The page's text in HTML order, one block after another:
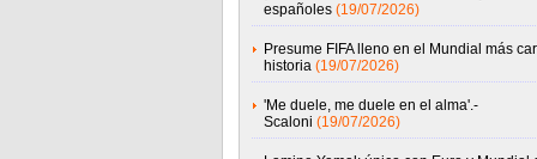
españoles (19/07/2026)
Presume FIFA lleno en el Mundial más
historia (19/07/2026)
'Me duele, me duele en el alma'.-
Scaloni (19/07/2026)